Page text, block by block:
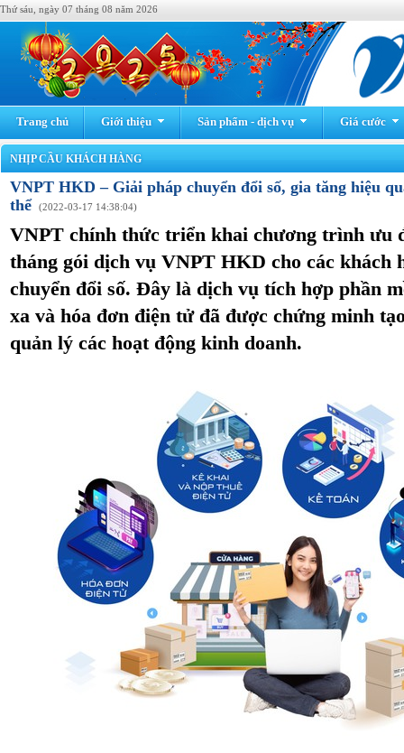
Thứ sáu, ngày 07 tháng 08 năm 2026
Trang chủ Giới thiệu Sản phẩm - dịch vụ Giá cước
NHỊP CẦU KHÁCH HÀNG
VNPT HKD – Giải pháp chuyển đổi số, gia tăng hiệu
thể (2022-03-17 14:38:04)
VNPT chính thức triển khai chương trình ưu
tháng gói dịch vụ VNPT HKD cho các khách
chuyển đổi số. Đây là dịch vụ tích hợp phần
xa và hóa đơn điện tử đã được chứng minh
quản lý các hoạt động kinh doanh.